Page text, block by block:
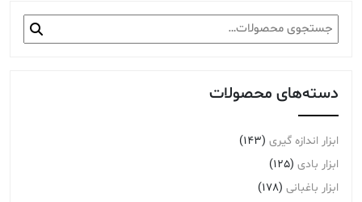
جستجو
برای:
دسته‌های محصولات
ابزار اندازه گیری (143)
ابزار بادی (125)
ابزار باغبانی (178)